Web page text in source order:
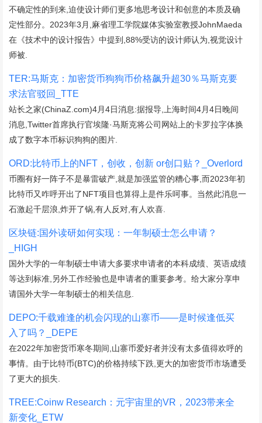
不确定性的到来,迫使设计师们更多地思考设计和创意的本质及确
定性部分。2023年3月,麻省理工学院媒体实验室教授JohnMaeda
在《技术中的设计报告》中提到,88%受访的设计师认为,视觉设计
师被.
TER:马斯克：加密货币狗狗币价格飙升超30％马斯克要
求法官驳回_TTE
站长之家(ChinaZ.com)4月4日消息:据报导,上海时间4月4日晚间
消息,Twitter首席执行官埃隆·马斯克将公司网站上的卡罗拉字体换
成了数字本币标识狗狗的图片.
ORD:比特币上的NFT，创收，创新 or创口贴？_Overlord
币圈有好一阵子不是暴雷破产,就是加强监管的糟心事,而2023年初
比特币又咋呼开出了NFT项目也算得上是件乐呵事。当然此消息一
石激起千层浪,炸开了锅,有人反对,有人欢喜.
区块链:国外读研如何实现：一年制硕士怎么申请？
_HIGH
国外大学的一年制硕士申请大多要求申请者的本科成绩、英语成绩
等达到标准,另外工作经验也是申请者的重要参考。给大家分享申
请国外大学一年制硕士的相关信息.
DEPO:千载难逢的机会闪现的山寨币——是时候逢低买
入了吗？_DEPE
在2022年加密货币寒冬期间,山寨币爱好者并没有太多值得欢呼的
事情。由于比特币(BTC)的价格持续下跌,更大的加密货币市场遭受
了更大的损失.
TREE:Coinw Research：元宇宙里的VR，2023带来全
新变化_ETW